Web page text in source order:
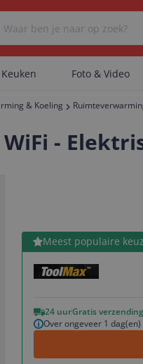
Er
Er
Keuken Foto & Video
& Koeling
-
Meest populaire
24 uurGratis verzending
Over ongeveer 1 dag(en)
Bekijk product